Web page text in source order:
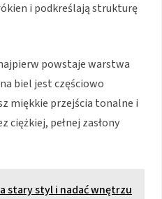
i podkreślają strukturę
powstaje warstwa
biel jest częściowo
miękkie przejścia tonalne i
ciężkiej, pełnej zasłony
stary styl i nadać wnętrzu